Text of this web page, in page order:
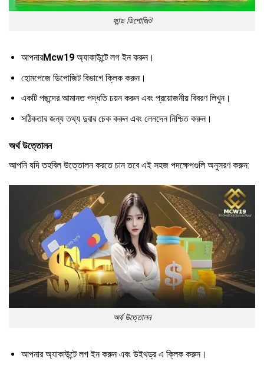
ফান্ড ডিপোজিট
আপনারMcw19অ্যাকাউন্টে লগ ইন করুন।
হোমপেজে ডিপোজিট বিভাগে ক্লিক করুন।
একটি পছন্দের আমানত পদ্ধতি চয়ন করুন এবং প্রয়োজনীয় বিবরণ লিখুন।
সঠিকতার জন্য তথ্য দুবার চেক করুন এবং লেনদেন নিশ্চিত করুন।
অর্থ উত্তোলন
আপনি যদি তহবিল উত্তোলন করতে চান তবে এই সহজ পদক্ষেপগুলি অনুসরণ করুন:
অর্থ উত্তোলন
আপনার অ্যাকাউন্টে লগ ইন করুন এবং উইথড্র এ ক্লিক করুন।